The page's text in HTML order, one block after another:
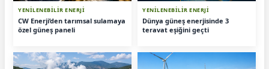
YENİLENEBİLİR ENERJİ
CW Enerji’den tarımsal sulamaya
özel güneş paneli
YENİLENEBİLİR ENERJİ
Dünya güneş enerjisinde 3
teravat eşiğini geçti